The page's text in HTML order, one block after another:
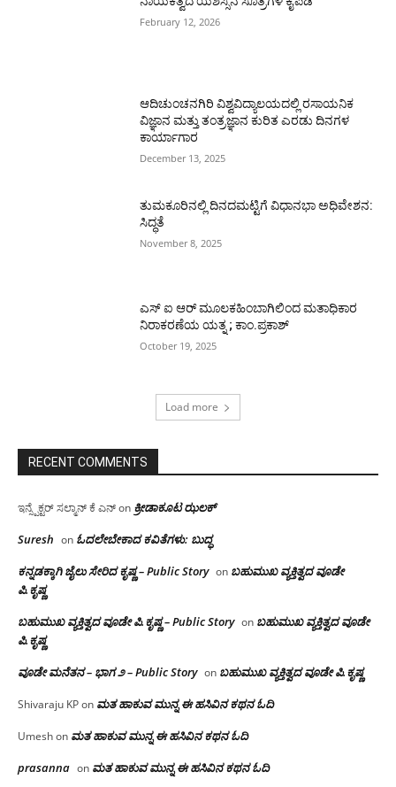
February 12, 2026
ಆದಿಚುಂಚನಗಿರಿ ವಿಶ್ವವಿದ್ಯಾಲಯದಲ್ಲಿ ರಸಾಯನಿಕ
ವಿಜ್ಞಾನ ಮತ್ತು ತಂತ್ರಜ್ಞಾನ ಕುರಿತ ಎರಡು ದಿನಗಳ
ಕಾರ್ಯಾಗಾರ
December 13, 2025
ತುಮಕೂರಿನಲ್ಲಿ ದಿನದಮಟ್ಟಿಗೆ ವಿಧಾನಭಾ ಅಧಿವೇಶನ:
ಸಿದ್ಧತೆ
November 8, 2025
ಎಸ್ ಐ ಆರ್ ಮೂಲಕಹಿಂಬಾಗಿಲಿಂದ ಮತಾಧಿಕಾರ
ನಿರಾಕರಣೆಯ ಯತ್ನ ; ಕಾಂ.ಪ್ರಕಾಶ್
October 19, 2025
Load more
RECENT COMMENTS
ಇನ್ಸ್ಪೆಕ್ಟರ್ ಸಲ್ಮಾನ್ ಕೆ ಎನ್on ಕ್ರೀಡಾಕೂಟ ಝಲಕ್
Suresh on ಓದಲೇಬೇಕಾದ‌ ಕವಿತೆಗಳು: ಬುದ್ಧ
ಕನ್ನಡಕ್ಕಾಗಿ ಜೈಲು ಸೇರಿದ ಕೃಷ್ಣ – Public Story on ಬಹುಮುಖ ವ್ಯಕ್ತಿತ್ವದ ವೂಡೇ
ಪಿ.ಕೃಷ್ಣ
ಬಹುಮುಖ ವ್ಯಕ್ತಿತ್ವದ ವೂಡೇ ಪಿ.ಕೃಷ್ಣ – Public Story on ಬಹುಮುಖ ವ್ಯಕ್ತಿತ್ವದ ವೂಡೇ
ಪಿ.ಕೃಷ್ಣ
ವೂಡೇ ಮನೆತನ – ಭಾಗ ೨ – Public Story on ಬಹುಮುಖ ವ್ಯಕ್ತಿತ್ವದ ವೂಡೇ ಪಿ.ಕೃಷ್ಣ
Shivaraju KPon ಮತ ಹಾಕುವ ಮುನ್ನ ಈ ಹಸಿವಿನ ಕಥನ ಓದಿ
Umeshon ಮತ ಹಾಕುವ ಮುನ್ನ ಈ ಹಸಿವಿನ ಕಥನ ಓದಿ
prasanna on ಮತ ಹಾಕುವ ಮುನ್ನ ಈ ಹಸಿವಿನ ಕಥನ ಓದಿ